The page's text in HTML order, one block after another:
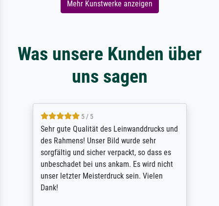
Mehr Kunstwerke anzeigen
Was unsere Kunden über
uns sagen
5 / 5
Sehr gute Qualität des Leinwanddrucks und
des Rahmens! Unser Bild wurde sehr
sorgfältig und sicher verpackt, so dass es
unbeschadet bei uns ankam. Es wird nicht
unser letzter Meisterdruck sein. Vielen
Dank!